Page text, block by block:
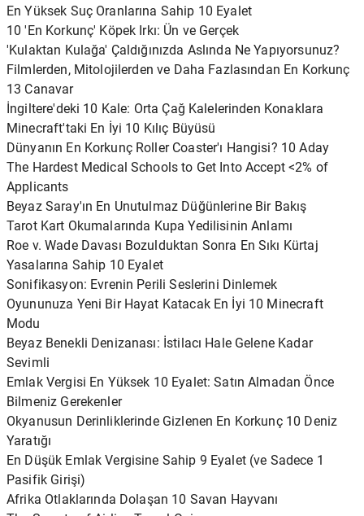
En Yüksek Suç Oranlarına Sahip 10 Eyalet
10 'En Korkunç' Köpek Irkı: Ün ve Gerçek
'Kulaktan Kulağa' Çaldığınızda Aslında Ne Yapıyorsunuz?
Filmlerden, Mitolojilerden ve Daha Fazlasından En Korkunç
13 Canavar
İngiltere'deki 10 Kale: Orta Çağ Kalelerinden Konaklara
Minecraft'taki En İyi 10 Kılıç Büyüsü
Dünyanın En Korkunç Roller Coaster'ı Hangisi? 10 Aday
The Hardest Medical Schools to Get Into Accept <2% of
Applicants
Beyaz Saray'ın En Unutulmaz Düğünlerine Bir Bakış
Tarot Kart Okumalarında Kupa Yedilisinin Anlamı
Roe v. Wade Davası Bozulduktan Sonra En Sıkı Kürtaj
Yasalarına Sahip 10 Eyalet
Sonifikasyon: Evrenin Perili Seslerini Dinlemek
Oyununuza Yeni Bir Hayat Katacak En İyi 10 Minecraft
Modu
Beyaz Benekli Denizanası: İstilacı Hale Gelene Kadar
Sevimli
Emlak Vergisi En Yüksek 10 Eyalet: Satın Almadan Önce
Bilmeniz Gerekenler
Okyanusun Derinliklerinde Gizlenen En Korkunç 10 Deniz
Yaratığı
En Düşük Emlak Vergisine Sahip 9 Eyalet (ve Sadece 1
Pasifik Girişi)
Afrika Otlaklarında Dolaşan 10 Savan Hayvanı